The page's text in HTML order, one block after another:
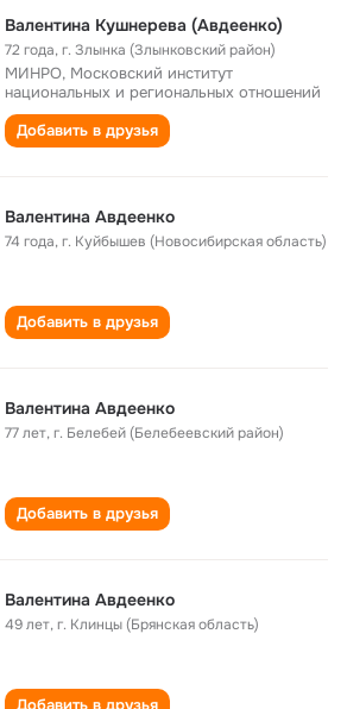
Валентина Кушнерева (Авдеенко)
72 года,г. Злынка (Злынковский район)
МИНРО, Московский институт
национальных и региональных отношений
Добавить в друзья
Валентина Авдеенко
74 года,г. Куйбышев (Новосибирская область)
Добавить в друзья
Валентина Авдеенко
77 лет,г. Белебей (Белебеевский район)
Добавить в друзья
Валентина Авдеенко
49 лет,г. Клинцы (Брянская область)
Добавить в друзья